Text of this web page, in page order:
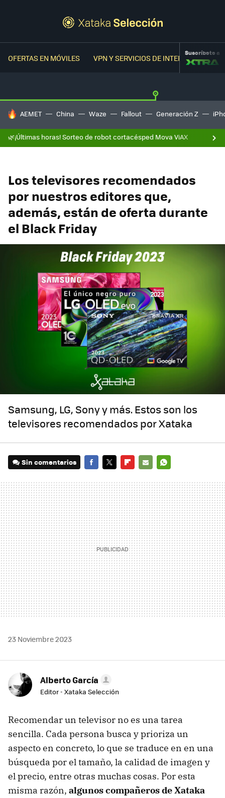
OFERTAS EN MÓVILES VPN Y SERVICIOS DE INTERNETSuscríbete a
HOY SE HABLA DE
AEMET China Waze Fallout Generación Z
🌿¡Últimas horas! Sorteo de robot cortacésped Mova ViAX
Los televisores recomendados
por nuestros editores que,
además, están de oferta durante
el Black Friday
Samsung, LG, Sony y más. Estos son los
televisores recomendados por Xataka
Sin comentarios
MAIL
23 Noviembre 2023
Alberto García
Editor - Xataka Selección
Recomendar un televisor no es una tarea
sencilla. Cada persona busca y prioriza un
aspecto en concreto, lo que se traduce en en una
búsqueda por el tamaño, la calidad de imagen y
el precio, entre otras muchas cosas. Por esta
misma razón, algunos compañeros de Xataka